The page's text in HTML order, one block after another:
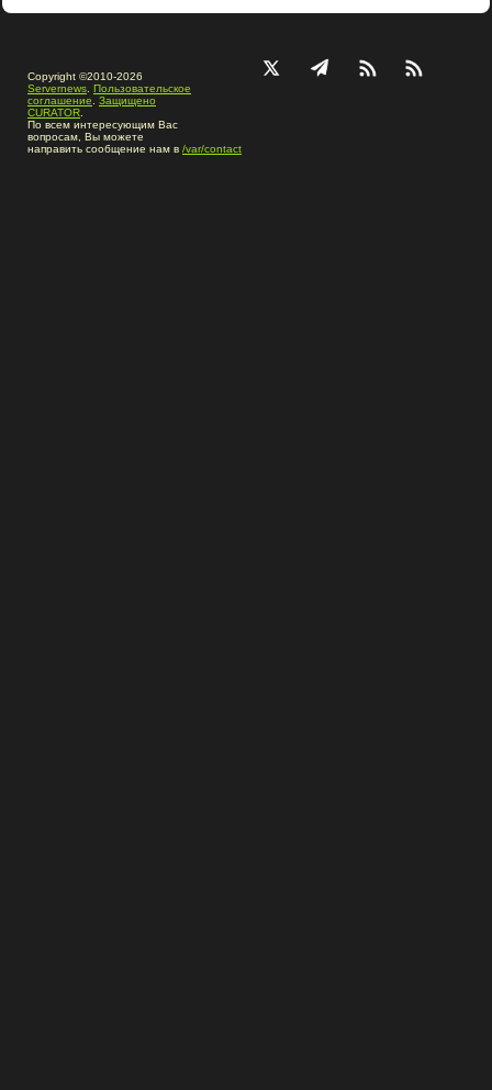
Copyright ©2010-2026
Servernews Пользовательское
соглашение
Защищено
CURATOR
По всем интересующим Вас
вопросам, Вы можете
направить сообщение нам в /var/contact